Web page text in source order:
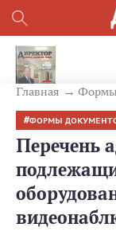
Главная Формы
ФОРМЫ
Перечень